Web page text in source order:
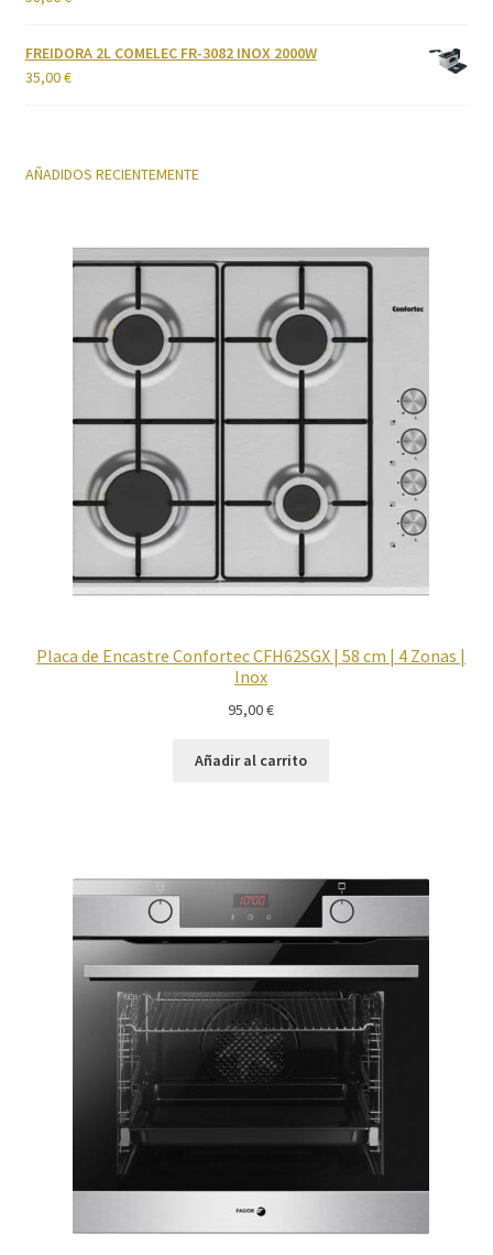
FREIDORA 2L COMELEC FR-3082 INOX 2000W
35,00€
AÑADIDOS RECIENTEMENTE
Placa de Encastre Confortec CFH62SGX | 58 cm | 4 Zonas |
Inox
95,00€
Añadir al carrito